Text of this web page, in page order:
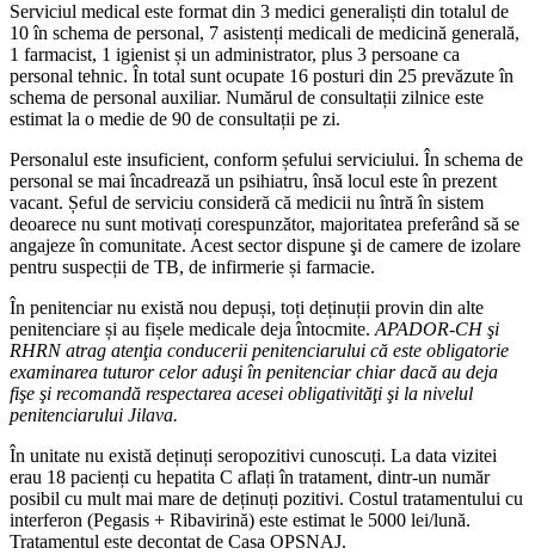
Serviciul medical este format din 3 medici generaliști din totalul de
10 în schema de personal, 7 asistenți medicali de medicină generală,
1 farmacist, 1 igienist și un administrator, plus 3 persoane ca
personal tehnic. În total sunt ocupate 16 posturi din 25 prevăzute în
schema de personal auxiliar. Numărul de consultații zilnice este
estimat la o medie de 90 de consultații pe zi.
Personalul este insuficient, conform șefului serviciului. În schema de
personal se mai încadrează un psihiatru, însă locul este în prezent
vacant. Șeful de serviciu consideră că medicii nu întră în sistem
deoarece nu sunt motivați corespunzător, majoritatea preferând să se
angajeze în comunitate. Acest sector dispune şi de camere de izolare
pentru suspecții de TB, de infirmerie și farmacie.
În penitenciar nu există nou depuși, toți deținuții provin din alte
penitenciare și au fișele medicale deja întocmite.APADOR-CH şi
RHRN atrag atenţia conducerii penitenciarului că este obligatorie
examinarea tuturor celor aduşi în penitenciar chiar dacă au deja
fişe şi recomandă respectarea acesei obligativităţi şi la nivelul
penitenciarului Jilava.
În unitate nu există deținuți seropozitivi cunoscuți. La data vizitei
erau 18 pacienți cu hepatita C aflați în tratament, dintr-un număr
posibil cu mult mai mare de deținuți pozitivi. Costul tratamentului cu
interferon (Pegasis + Ribavirină) este estimat le 5000 lei/lună.
Tratamentul este decontat de Casa OPSNAJ.